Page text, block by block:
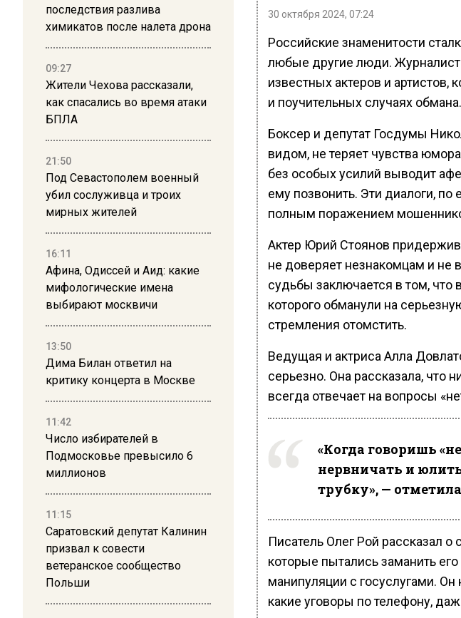
последствия разлива
химикатов после налета дрона
09:27
Жители Чехова рассказали,
как спасались во время атаки
БПЛА
21:50
Под Севастополем военный
убил сослуживца и троих
мирных жителей
16:11
Афина, Одиссей и Аид: какие
мифологические имена
выбирают москвичи
13:50
Дима Билан ответил на
критику концерта в Москве
11:42
Число избирателей в
Подмосковье превысило 6
миллионов
11:15
Саратовский депутат Калинин
призвал к совести
ветеранское сообщество
Польши
30 октября 2024, 07:24
Российские знаменитости
любые другие люди.
известных актеров и артистов,
и поучительных случаях обмана.
Боксер и депутат Госдумы
видом, не теряет чувства
без особых усилий выводит
ему позвонить. Эти диалоги,
полным поражением
Актер Юрий Стоянов
не доверяет незнакомцам и не
судьбы заключается в том, что
которого обманули на
стремления отомстить.
Ведущая и актриса Алла
серьезно. Она рассказала, что
всегда отвечает на вопросы
«Когда говоришь
нервничать и
трубку», —
Писатель Олег Рой рассказал
которые пытались заманить
манипуляции с госуслугами. Он
какие уговоры по телефону,